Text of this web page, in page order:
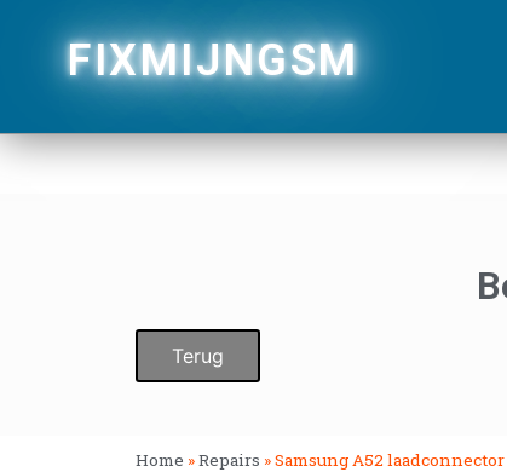
FIXMIJNGSM
Terug
Home »Repairs »Samsung A52